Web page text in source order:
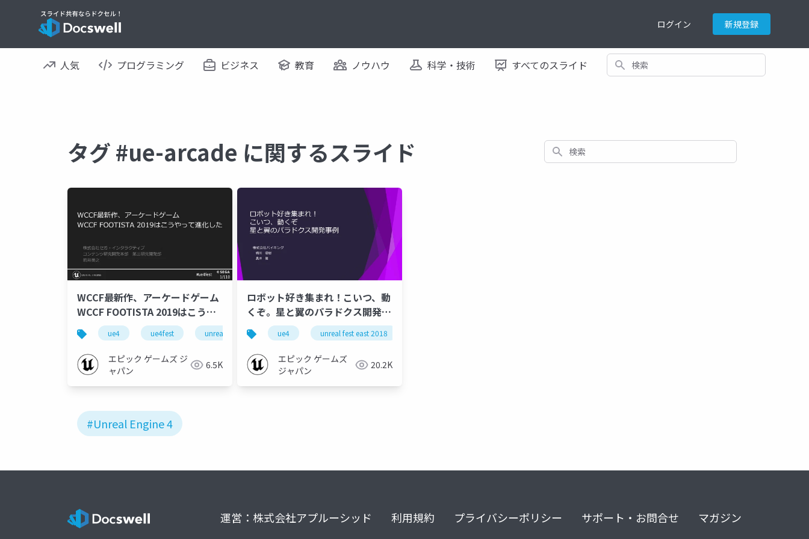
ログイン 新規登録
人気 プログラミング ビジネス 教育 ノウハウ 科学・技術 すべてのスライド 検索
タグ #ue-arcade に関するスライド 検索
WCCF最新作、アーケードゲーム
WCCF FOOTISTA 2019はこうや
って進化した【UNREAL FEST
EAST 2019】
ue4 ue4fest unreal fest east 2019 ue-bp ue-c++
エピック ゲームズ ジ
ャパン
6.5K
ロボット好き集まれ！こいつ、動
くぞ。星と翼のパラドクス開発事
例【UNREAL FEST EAST 2018】
ue4 unreal fest east 2018
エピック ゲームズ
ジャパン
20.2K
#Unreal Engine 4
運営：株式会社アプルーシッド 利用規約 プライバシーポリシー サポート・お問合せ マガジン